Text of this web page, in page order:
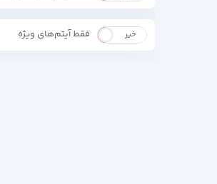
بله خیر فقط آیتم‌های ویژه